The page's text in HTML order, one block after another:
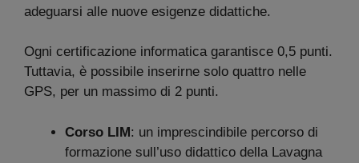
adeguarsi alle nuove esigenze didattiche.
Ogni certificazione informatica garantisce 0,5 punti.
Tuttavia, è possibile inserirne solo quattro nelle
GPS, per un massimo di 2 punti.
Corso LIM: un imprescindibile percorso di
formazione sull’uso didattico della Lavagna